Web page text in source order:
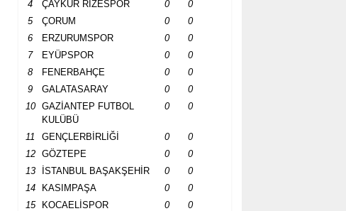
4 ÇAYKUR RİZESPOR 0
0
5
ÇORUM 0
0
6
ERZURUMSPOR 0
0
7
EYÜPSPOR 0
0
8
FENERBAHÇE 0
0
9
GALATASARAY 0
0
10
GAZİANTEP FUTBOL
KULÜBÜ
0 0
11 GENÇLERBİRLİĞİ 0
0
12
GÖZTEPE 0
0
13
İSTANBUL BAŞAKŞEHİR 0
0
14
KASIMPAŞA 0
0
15
KOCAELİSPOR 0
0